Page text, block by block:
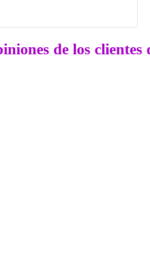
de los clientes